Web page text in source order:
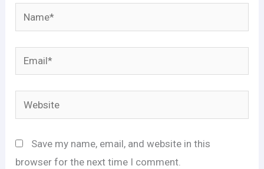
Name*
Email*
Website
Save my name, email, and website in this
browser for the next time I comment.